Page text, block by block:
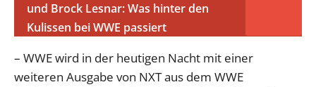
und Brock Lesnar: Was hinter den
Kulissen bei WWE passiert
– WWE wird in der heutigen Nacht mit einer
weiteren Ausgabe von NXT aus dem WWE